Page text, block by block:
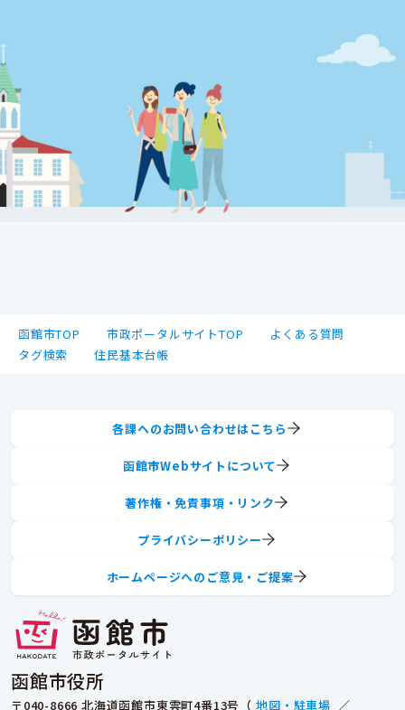
函館市TOP 市政ポータルサイトTOP
よくある質問
タグ検索
住民基本台帳
函館市役所
〒040-8666 北海道函館市東雲町4番13号（ 地図・駐車場 ／
各課へのお問い合わせはこちら
函館市Webサイトについて
著作権・免責事項・リンク
プライバシーポリシー
ホームページへのご意見・ご提案